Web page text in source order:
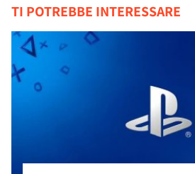
TI POTREBBE INTERESSARE